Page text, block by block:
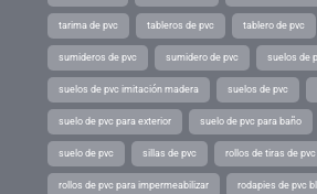
tarima de pvc tableros de pvc tablero de pvc
sumideros de pvc sumidero de pvc suelos de
suelos de pvc imitación madera suelos de pvc
suelo de pvc para exterior suelo de pvc para baño
suelo de pvc sillas de pvc rollos de tiras de
rollos de pvc para impermeabilizar rodapies de pvc